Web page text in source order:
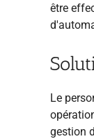
être
Le
gestion